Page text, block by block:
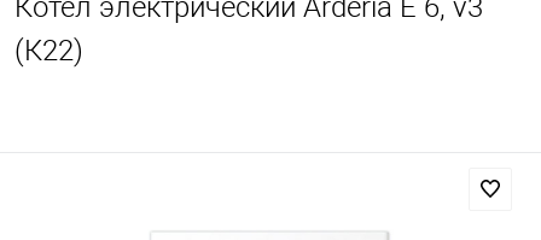
Котел электрический Arderia Е 6, v3
(К22)